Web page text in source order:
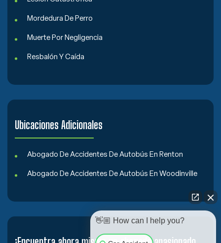
Mordedura De Perro
Muerte Por Negligencia
Resbalón Y Caída
Ubicaciones Adicionales
Abogado De Accidentes De Autobús En Renton
Abogado De Accidentes De Autobús En Woodinville
👋🏼 How can I help you?